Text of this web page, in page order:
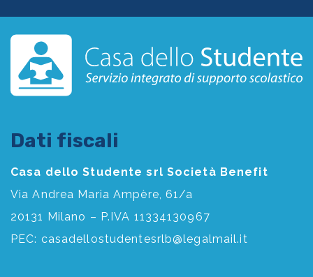
Dati fiscali
Casa dello Studente srl Società Benefit
Via Andrea Maria Ampère, 61/a
20131 Milano – P.IVA 11334130967
PEC: casadellostudentesrlb@legalmail.it